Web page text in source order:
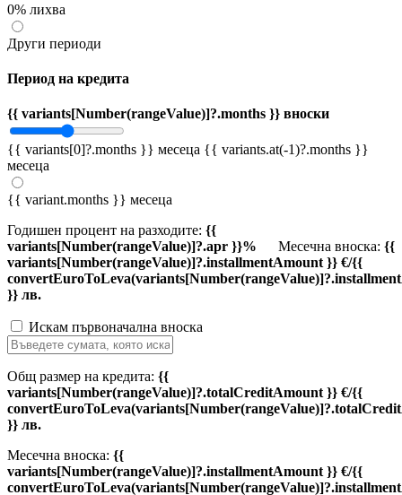
0% лихва
Други периоди
Период на кредита
{{ variants[Number(rangeValue)]?.months }} вноски
{{ variants[0]?.months }} месеца {{ variants.at(-1)?.months }}
месеца
{{ variant.months }} месеца
Годишен процент на разходите: {{
variants[Number(rangeValue)]?.apr }}%
Месечна вноска: {{
variants[Number(rangeValue)]?.installmentAmount }} €/{{
}} лв.
Искам първоначална вноска
Общ размер на кредита: {{
variants[Number(rangeValue)]?.totalCreditAmount }} €/{{
}} лв.
Месечна вноска: {{
variants[Number(rangeValue)]?.installmentAmount }} €/{{